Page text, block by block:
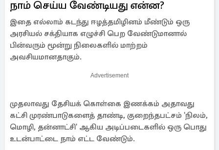
நாம் செய்ய வேண்டியது என்ன?
இதை எல்லாம் கடந்து ஈழத்தமிழினம் மீண்டும் ஒரு
அரசியல் சக்தியாக எழுச்சி பெற வேண்டுமானால்
பின்வரும் மூன்று நிலைகளில் மாற்றம்
அவசியமானதாகும்.
Advertisement
முதலாவது தேசியக் கொள்கை இணக்கம் அதாவது
கட்சி முரண்பாடுகளைத் தாண்டி, குறைந்தபட்சம் 'நிலம்,
மொழி, தன்னாட்சி' ஆகிய அடிப்படைகளில் ஒரு பொது
உடன்பாட்டை நாம் எட்ட வேண்டும்.